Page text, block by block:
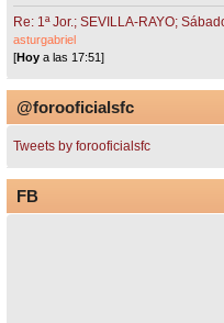
Re: 1ª Jor.; SEVILLA-RAYO;
asturgabriel
[Hoy a las 17:51]
@forooficialsfc
Tweets by forooficialsfc
FB